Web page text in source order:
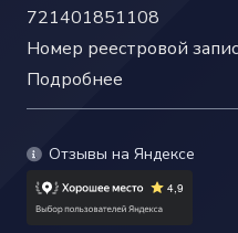
721401851108
Номер реестровой
Подробнее
Отзывы на Яндексе